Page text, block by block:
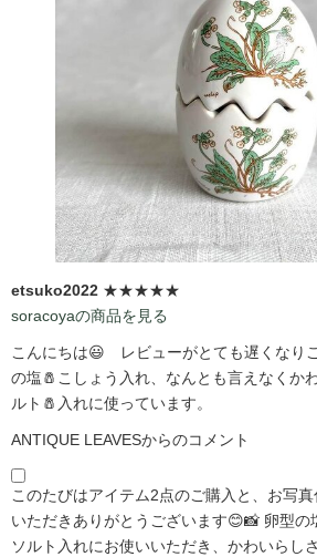
etsuko2022 ★★★★★
soracoyaの商品を見る
こんにちは😃 レビューがとても遅くなり
の塩🧂こしょう入れ、なんとも言えなくか
ルト🧂入れに使っています。
ANTIQUE LEAVESからのコメント
このたびはアイテム2点のご購入と、お写
いただきありがとうございます😊📸 卵型
ソルト入れにお使いいただき、かわいらし